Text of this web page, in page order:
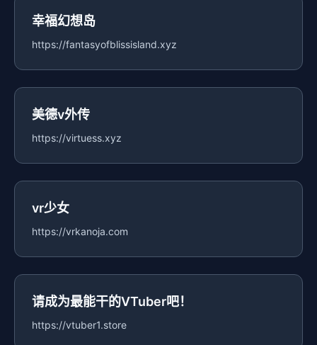
幸福幻想岛
https://fantasyofblissisland.xyz
美德v外传
https://virtuess.xyz
vr少女
https://vrkanoja.com
请成为最能干的VTuber吧！
https://vtuber1.store